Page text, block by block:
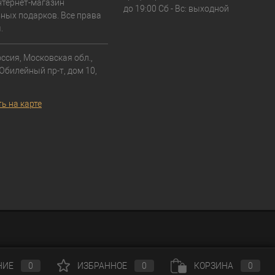
магазин
подарков. Все права
Московская обл.,
пр-т, дом 10,
на карте
до 19:00 Сб - Вс: выходной
0 ИЗБРАННОЕ 0 КОРЗИНА 0